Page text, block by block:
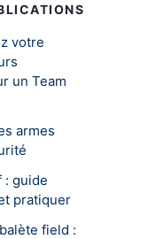
votre
un Team
armes
: guide
pratiquer
field :